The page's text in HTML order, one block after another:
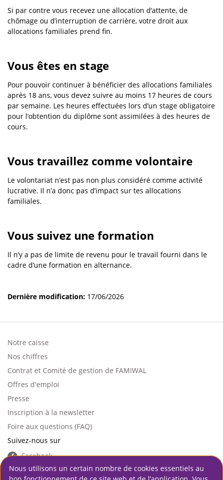
Nous utilisons un certain nombre de cookies essentiels au
Si par contre vous recevez une allocation d’attente, de
chômage ou d’interruption de carrière, votre droit aux
allocations familiales prend fin.
Vous êtes en stage
Pour pouvoir continuer à bénéficier des allocations familiales
après 18 ans, vous devez suivre au moins 17 heures de cours
par semaine. Les heures effectuées lors d’un stage obligatoire
pour l’obtention du diplôme sont assimilées à des heures de
cours.
Vous travaillez comme volontaire
Le volontariat n’est pas non plus considéré comme activité
lucrative. Il n’a donc pas d’impact sur tes allocations
familiales.
Vous suivez une formation
Il n’y a pas de limite de revenu pour le travail fourni dans le
cadre d’une formation en alternance.
Dernière modification: 17/06/2026
Footer
left
Notre caisse
Nos chiffres
Contrat et Comité de gestion de FAMIWAL
Offres d'emploi
Presse
Inscription à la newsletter
Foire aux questions (FAQ)
Suivez-nous sur
Facebook
Instagram